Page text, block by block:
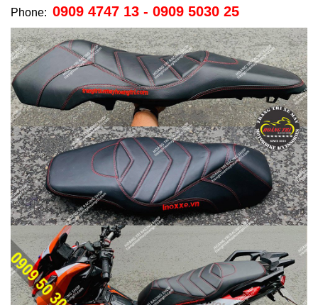
Phone: 0909 4747 13 - 0909 5030 25